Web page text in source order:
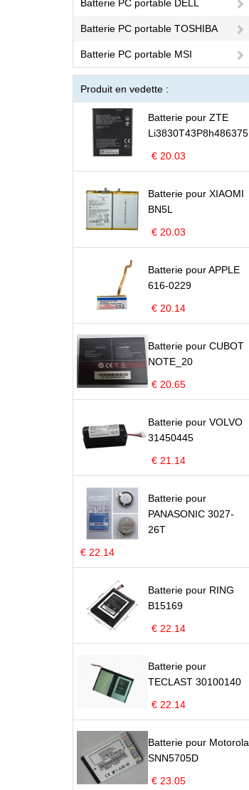
Batterie PC portable DELL
Batterie PC portable TOSHIBA
Batterie PC portable MSI
Produit en vedette :
Batterie pour ZTE
Li3830T43P8h486375
€ 20.03
Batterie pour XIAOMI
BN5L
€ 20.03
Batterie pour APPLE
616-0229
€ 20.14
Batterie pour CUBOT
NOTE_20
€ 20.65
Batterie pour VOLVO
31450445
€ 21.14
Batterie pour
PANASONIC 3027-
26T
€ 22.14
Batterie pour RING
B15169
€ 22.14
Batterie pour
TECLAST 30100140
€ 22.14
Batterie pour Motorola
SNN5705D
€ 23.05